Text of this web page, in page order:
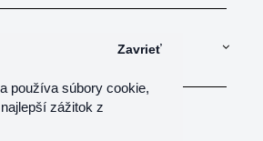
používa súbory cookie,
zážitok z
Zavrieť